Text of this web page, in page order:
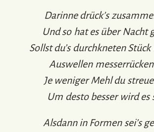
Darinne drück’s
Und so hat es über Nacht
Sollst du’s durchkneten
Auswellen
Je weniger Mehl du
Um desto besser wird es
Alsdann in Formen sei’s